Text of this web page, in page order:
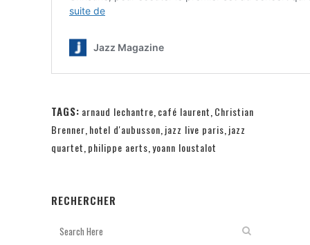
TAGS: arnaud lechantre café laurent Christian
Brenner hotel d'aubusson jazz live paris jazz
quartet philippe aerts yoann loustalot
RECHERCHER